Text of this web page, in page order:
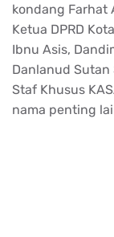
kondang Farhat
Ketua DPRD
Ibnu Asis,
Danlanud Sutan
Staf Khusus
nama penting